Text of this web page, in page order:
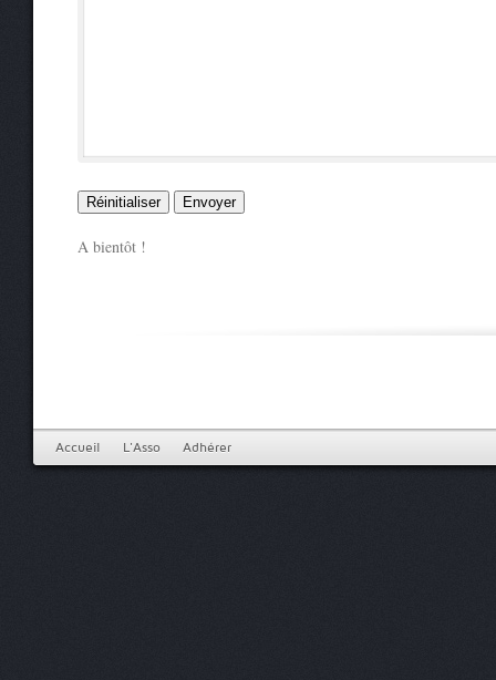
A bientôt !
Accueil L'Asso Adhérer